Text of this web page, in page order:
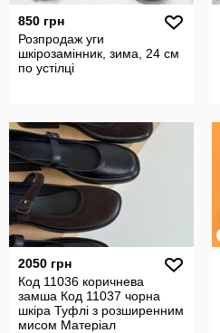
850 грн
Розпродаж уги
шкірозамінник, зима, 24 см
по устілці
2050 грн
Код 11036 коричнева
замша Код 11037 чорна
шкіра Туфлі з розширенним
мисом Матеріал